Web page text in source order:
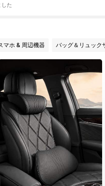
た
マホ & 周辺機器 バッグ＆リュック